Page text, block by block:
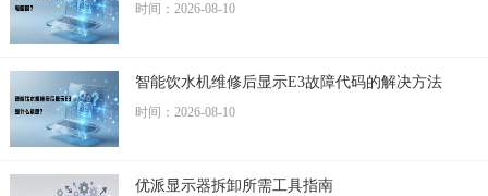
时间：2026-08-10
智能饮水机维修后显示E3故障代码的解决方法
时间：2026-08-10
优派显示器拆卸所需工具指南